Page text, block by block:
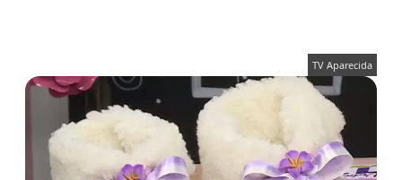
TV Aparecida